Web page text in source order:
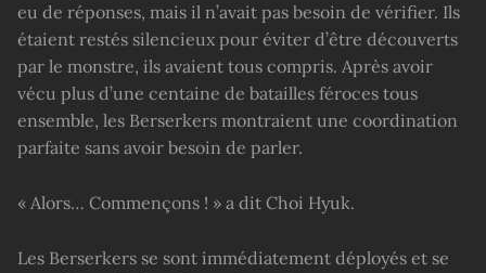
eu de réponses, mais il n’avait pas besoin de vérifier. Ils
étaient restés silencieux pour éviter d’être découverts
par le monstre, ils avaient tous compris. Après avoir
vécu plus d’une centaine de batailles féroces tous
ensemble, les Berserkers montraient une coordination
parfaite sans avoir besoin de parler.
« Alors… Commençons ! » a dit Choi Hyuk.
Les Berserkers se sont immédiatement déployés et se